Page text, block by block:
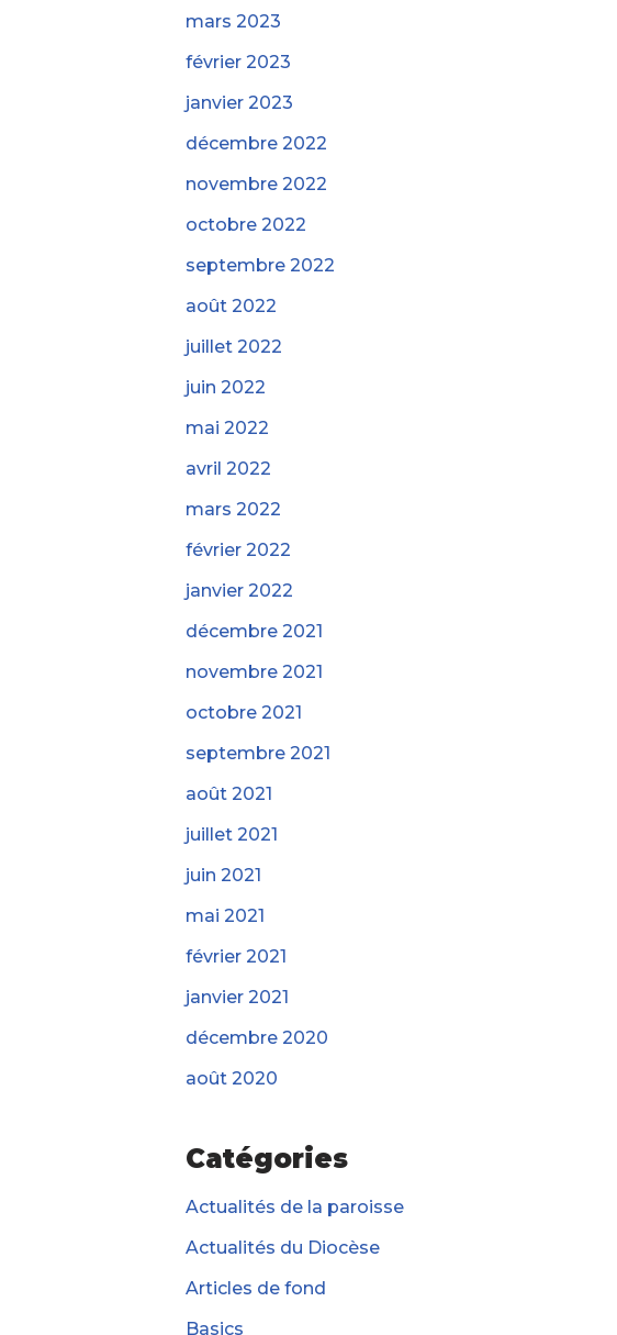
mars 2023
février 2023
janvier 2023
décembre 2022
novembre 2022
octobre 2022
septembre 2022
août 2022
juillet 2022
juin 2022
mai 2022
avril 2022
mars 2022
février 2022
janvier 2022
décembre 2021
novembre 2021
octobre 2021
septembre 2021
août 2021
juillet 2021
juin 2021
mai 2021
février 2021
janvier 2021
décembre 2020
août 2020
Catégories
Actualités de la paroisse
Actualités du Diocèse
Articles de fond
Basics